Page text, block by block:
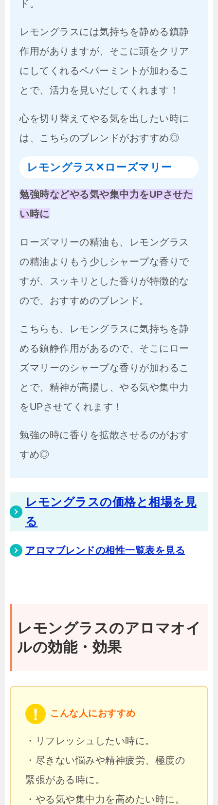
ド。
レモングラスには気持ちを静める鎮静
作用がありますが、そこに頭をクリア
にしてくれるペパーミントが加わるこ
とで、活力を見いだしてくれます！
心を切り替えてやる気を出したい時に
は、こちらのブレンドがおすすめ◎
レモングラス✕ローズマリー
勉強時などやる気や集中力をUPさせた
い時に
ローズマリーの精油も、レモングラス
の精油よりもう少しシャープな香りで
すが、スッキリとした香りが特徴的な
ので、おすすめのブレンド。
こちらも、レモングラスに気持ちを静
める鎮静作用があるので、そこにロー
ズマリーのシャープな香りが加わるこ
とで、精神が高揚し、やる気や集中力
をUPさせてくれます！
勉強の時に香りを拡散させるのがおす
すめ◎
レモングラスの価格と相場を見
る
アロマブレンドの相性一覧表を見る
レモングラスのアロマオイ
ルの効能・効果
こんな人におすすめ
・リフレッシュしたい時に。
・尽きない悩みや精神疲労、極度の
緊張がある時に。
・やる気や集中力を高めたい時に。